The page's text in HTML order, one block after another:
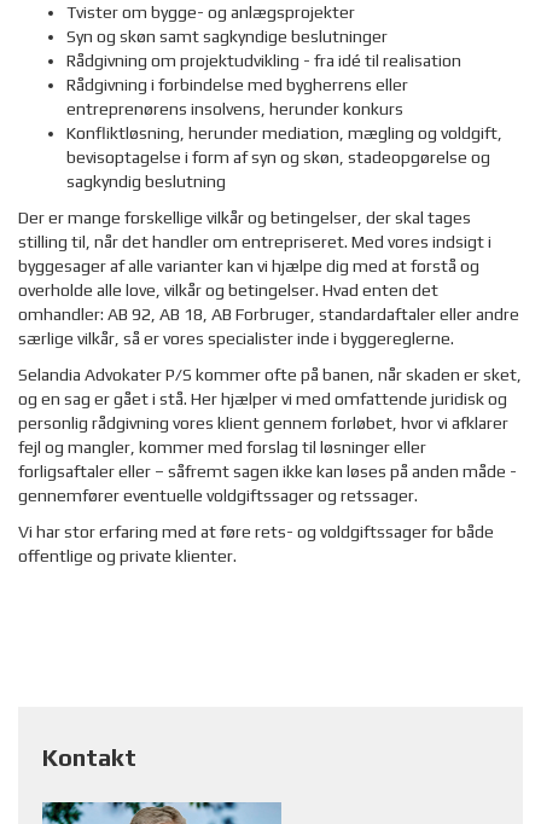
Tvister om bygge- og anlægsprojekter
Syn og skøn samt sagkyndige beslutninger
Rådgivning om projektudvikling - fra idé til realisation
Rådgivning i forbindelse med bygherrens eller
entreprenørens insolvens, herunder konkurs
Konfliktløsning, herunder mediation, mægling og voldgift,
bevisoptagelse i form af syn og skøn, stadeopgørelse og
sagkyndig beslutning
Der er mange forskellige vilkår og betingelser, der skal tages
stilling til, når det handler om entrepriseret. Med vores indsigt i
byggesager af alle varianter kan vi hjælpe dig med at forstå og
overholde alle love, vilkår og betingelser. Hvad enten det
omhandler: AB 92, AB 18, AB Forbruger, standardaftaler eller andre
særlige vilkår, så er vores specialister inde i byggereglerne.
Selandia Advokater P/S kommer ofte på banen, når skaden er sket,
og en sag er gået i stå. Her hjælper vi med omfattende juridisk og
personlig rådgivning vores klient gennem forløbet, hvor vi afklarer
fejl og mangler, kommer med forslag til løsninger eller
forligsaftaler eller – såfremt sagen ikke kan løses på anden måde -
gennemfører eventuelle voldgiftssager og retssager.
Vi har stor erfaring med at føre rets- og voldgiftssager for både
offentlige og private klienter.
Kontakt